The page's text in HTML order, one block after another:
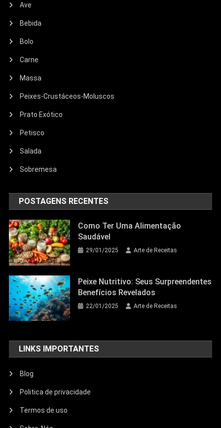
Ave
Bebida
Bolo
Carne
Massa
Peixes-Crustáceos-Moluscos
Prato Exótico
Petisco
Salada
Sobremesa
POSTAGENS RECENTES
Como Ter Uma Alimentação
Saudável
29/01/2025 Arte de Receitas
Peixe Nutritivo: Seus Surpreendentes
Benefícios Revelados
22/01/2025 Arte de Receitas
LINKS IMPORTANTES
Blog
Politica de privacidade
Termos de uso